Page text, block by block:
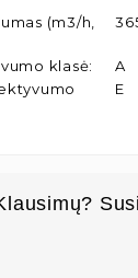
(m3/h,
klasė:
A
E